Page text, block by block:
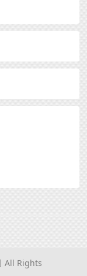
All Rights